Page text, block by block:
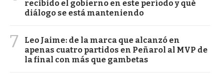
recibido el gobierno en este período y qué
diálogo se está manteniendo
7
Leo Jaime: de la marca que alcanzó en
apenas cuatro partidos en Peñarol al MVP de
la final con más que gambetas